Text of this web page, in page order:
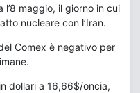
l’8 maggio, il giorno in cui
nucleare con l’Iran.
Comex è negativo per
dollari a 16,66$/oncia,